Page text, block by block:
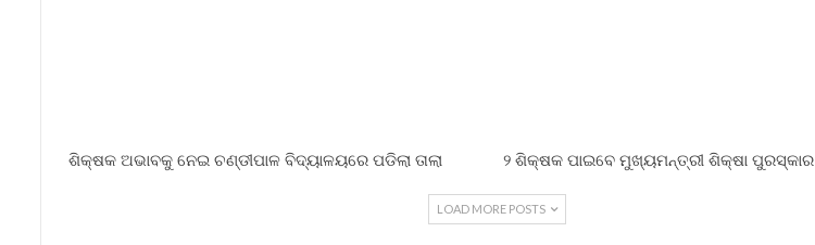
ଶିକ୍ଷକ ଅଭାବକୁ ନେଇ ଚଣ୍ଡୀପାଳ ବିଦ୍ୟାଳୟରେ ପଡିଲା ତାଲା ୨ ଶିକ୍ଷକ ପାଇବେ ମୁଖ୍ୟମନ୍ତ୍ରୀ ଶିକ୍ଷା ପୁରସ୍କାର
LOAD MORE POSTS